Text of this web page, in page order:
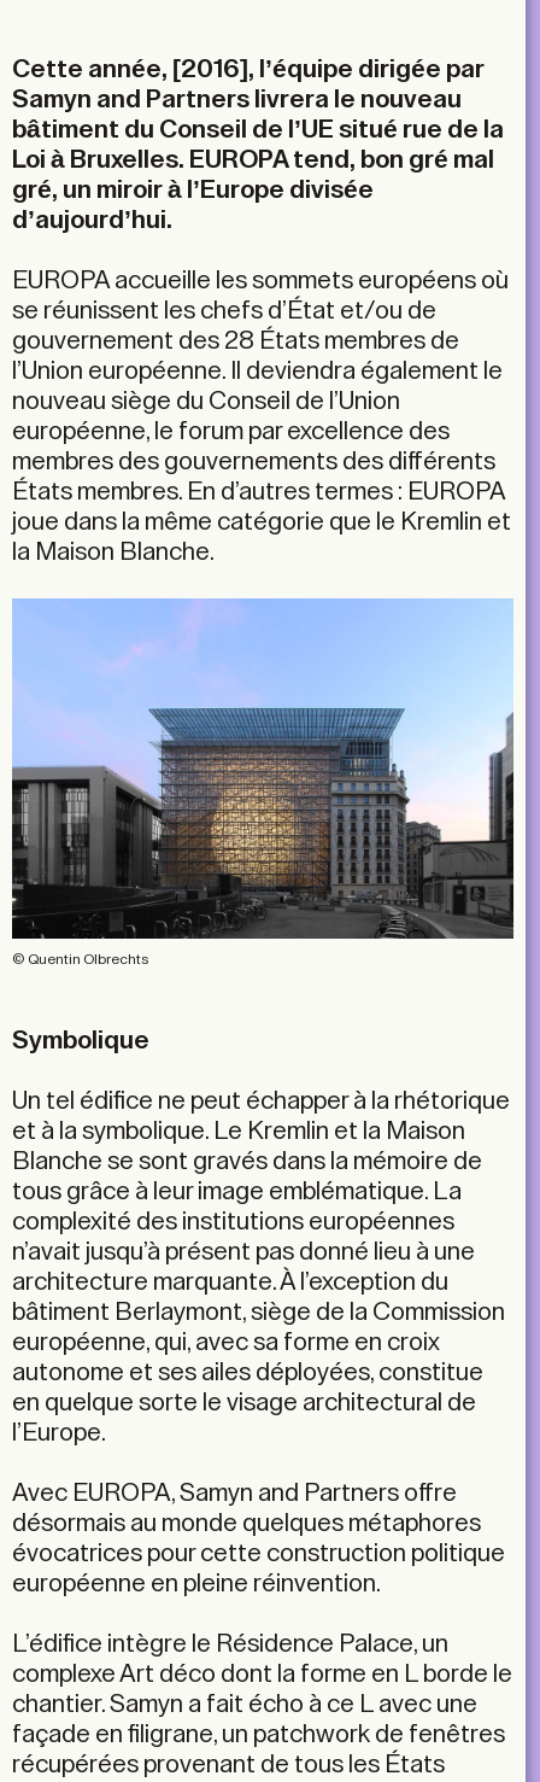
Cette année, [2016], l’équipe dirigée par
Samyn and Partners livrera le nouveau
bâtiment du Conseil de l’UE situé rue de la
Loi à Bruxelles. EUROPA tend, bon gré mal
gré, un miroir à l’Europe divisée
d’aujourd’hui.
EUROPA accueille les sommets européens où
se réunissent les chefs d’État et/ou de
gouvernement des 28 États membres de
l’Union européenne. Il deviendra également le
nouveau siège du Conseil de l’Union
européenne, le forum par excellence des
membres des gouvernements des différents
États membres. En d’autres termes : EUROPA
joue dans la même catégorie que le Kremlin et
la Maison Blanche.
© Quentin Olbrechts
Symbolique
Un tel édifice ne peut échapper à la rhétorique
et à la symbolique. Le Kremlin et la Maison
Blanche se sont gravés dans la mémoire de
tous grâce à leur image emblématique. La
complexité des institutions européennes
n’avait jusqu’à présent pas donné lieu à une
architecture marquante. À l’exception du
bâtiment Berlaymont, siège de la Commission
européenne, qui, avec sa forme en croix
autonome et ses ailes déployées, constitue
en quelque sorte le visage architectural de
l’Europe.
Avec EUROPA, Samyn and Partners offre
désormais au monde quelques métaphores
évocatrices pour cette construction politique
européenne en pleine réinvention.
L’édifice intègre le Résidence Palace, un
complexe Art déco dont la forme en L borde le
chantier. Samyn a fait écho à ce L avec une
façade en filigrane, un patchwork de fenêtres
récupérées provenant de tous les États